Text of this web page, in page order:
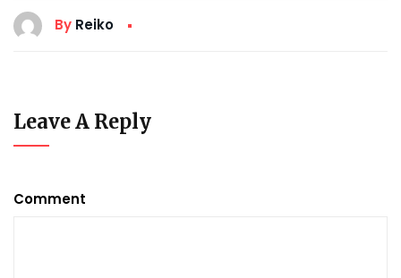
By Reiko
Leave A Reply
Comment